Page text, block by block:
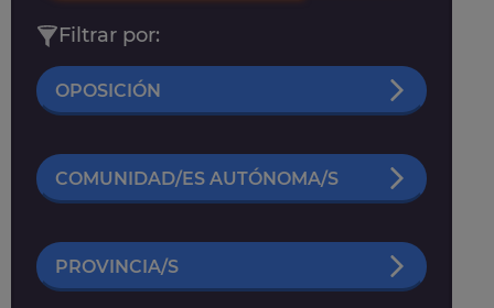
Filtrar por:
OPOSICIÓN
COMUNIDAD/ES AUTÓNOMA/S
PROVINCIA/S